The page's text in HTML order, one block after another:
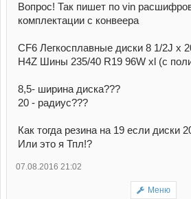
Вопрос! Так пишет по vin
комплектации с конвеера
CF6 Легкосплавные диски 8 1/2J x
H4Z Шины 235/40 R19 96W xl (с
8,5- ширина диска???
20 - радиус???
Как тогда резина на 19 если диски
Или это я Тпл!?
07.08.2016 21:02
Меню